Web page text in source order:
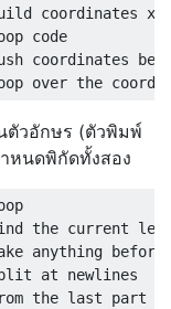
coordinates
code
ตัวอักษร (ตัวพิมพ์
หนดพิกัดทั้งสอง
the current
anything before
at newlines
the last part